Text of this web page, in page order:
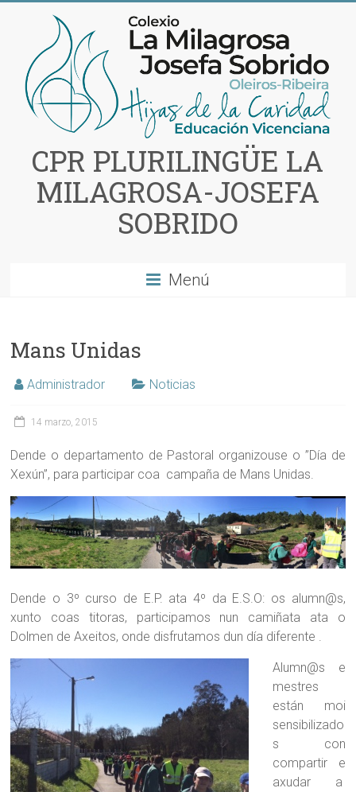
contenido
CPR PLURILINGÜE LA
MILAGROSA-JOSEFA
SOBRIDO
Menú
Mans Unidas
Administrador Noticias
14 marzo, 2015
Dende o departamento de Pastoral organizouse o ”Día de
Xexún”, para participar coa campaña de Mans Unidas.
Dende o 3º curso de E.P. ata 4º da E.S.O: os alumn@s,
xunto coas titoras, participamos nun camiñata ata o
Dolmen de Axeitos, onde disfrutamos dun día diferente .
Alumn@s e
mestres
están moi
sensibilizado
s con
compartir e
axudar a